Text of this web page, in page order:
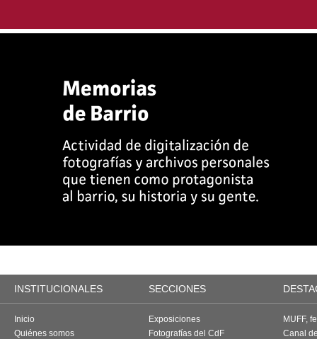
INSTITUCIONALES SECCIONES
Inicio
Quiénes somos
Exposiciones
Fotografías del CdF
MUFF,
Canal